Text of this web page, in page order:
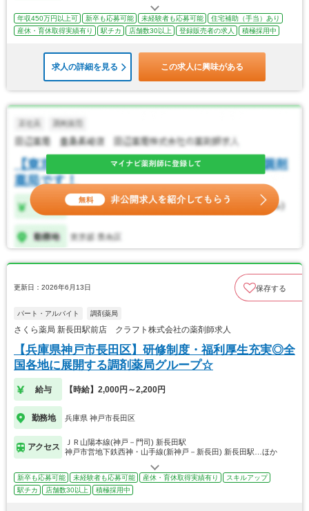
年収450万円以上可 新卒も応募可能 未経験者も応募可能
住宅補助（手当）あり
産休・育休取得実績有り
駅チカ 店舗数30以上 登録販売者の求人 積極採用中
求人の詳細を見る この求人に興味がある
更新日：2026年6月13日 保存する
パート・アルバイト 調剤薬局
さくら薬局 新長田駅前店 クラフト株式会社の薬剤師求人
【兵庫県神戸市長田区】研修制度・福利厚生充実◎全
国各地に展開する調剤薬局グループ☆
給与 【時給】2,000円～2,200円
勤務地 兵庫県 神戸市長田区
アクセス
ＪＲ山陽本線(神戸－門司) 新長田駅
神戸市営地下鉄西神・山手線(新神戸－新長田) 新長田駅…ほか
新卒も応募可能 未経験者も応募可能 産休・育休取得実績有り
スキルアップ
駅チカ
店舗数30以上 積極採用中